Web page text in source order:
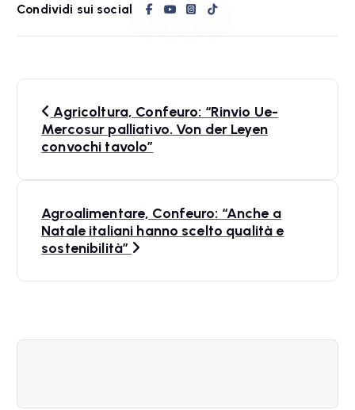
Condividi sui social
o
Agricoltura, Confeuro: “Rinvio Ue-
Mercosur palliativo. Von der Leyen
convochi tavolo”
Agroalimentare, Confeuro: “Anche a
Natale italiani hanno scelto qualità e
sostenibilità”